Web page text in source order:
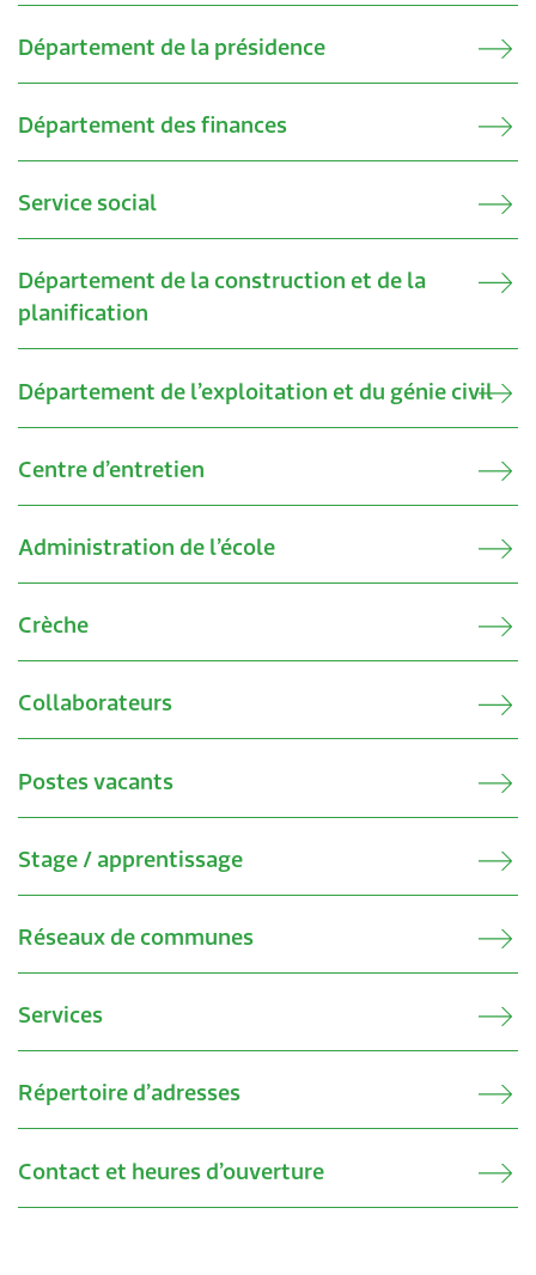
Département de la présidence
Département des finances
Service social
Département de la construction et de la
planification
Département de l’exploitation et du génie civil
Centre d’entretien
Administration de l’école
Crèche
Collaborateurs
Postes vacants
Stage / apprentissage
Réseaux de communes
Services
Répertoire d’adresses
Contact et heures d’ouverture